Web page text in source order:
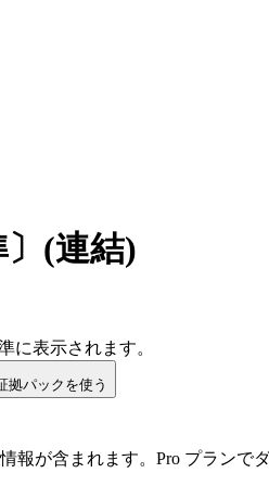
〕(連結)
に表示されます。
拠パックを使う
が含まれます。Pro プランで